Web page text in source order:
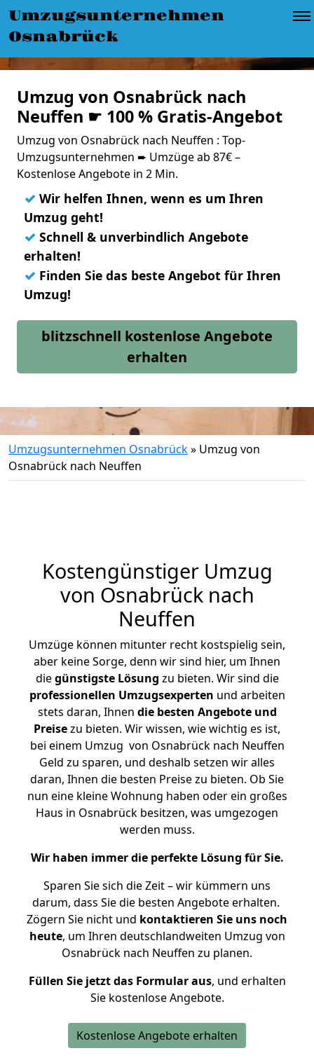
Umzugsunternehmen
Osnabrück
Umzug von Osnabrück nach
Neuffen ☛ 100 % Gratis-Angebot
Umzug von Osnabrück nach Neuffen : Top-
Umzugsunternehmen ➨ Umzüge ab 87€ –
Kostenlose Angebote in 2 Min.
✓ Wir helfen Ihnen, wenn es um Ihren
Umzug geht!
✓ Schnell & unverbindlich Angebote
erhalten!
✓ Finden Sie das beste Angebot für Ihren
Umzug!
blitzschnell kostenlose Angebote
erhalten
Umzugsunternehmen Osnabrück» Umzug von
Osnabrück nach Neuffen
Kostengünstiger Umzug
von Osnabrück nach
Neuffen
Umzüge können mitunter recht kostspielig sein,
aber keine Sorge, denn wir sind hier, um Ihnen
diegünstigste Lösung zu bieten. Wir sind die
professionellen Umzugsexperten und arbeiten
stets daran, Ihnen die besten Angebote und
Preisezu bieten. Wir wissen, wie wichtig es ist,
bei einem Umzug von Osnabrück nach Neuffen
Geld zu sparen, und deshalb setzen wir alles
daran, Ihnen die besten Preise zu bieten. Ob Sie
nun eine kleine Wohnung haben oder ein großes
Haus in Osnabrück besitzen, was umgezogen
werden muss.
Wir haben immer die perfekte Lösung für Sie.
Sparen Sie sich die Zeit – wir kümmern uns
darum, dass Sie die besten Angebote erhalten.
Zögern Sie nicht und kontaktieren Sie uns noch
heute, um Ihren deutschlandweiten Umzug von
Osnabrück nach Neuffen zu planen.
Füllen Sie jetzt das Formular aus, und erhalten
Sie kostenlose Angebote.
Kostenlose Angebote erhalten